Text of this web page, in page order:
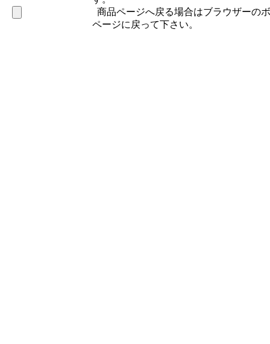
商品ページへ戻る場合はブラウザーの
ページに戻って下さい。